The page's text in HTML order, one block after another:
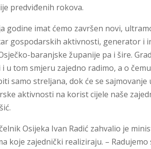
predviđenih rokova.
godine imat ćemo završen novi,
gospodarskih aktivnosti, generator i
baranjske županije pa i šire.
u tom smjeru zajedno radimo, a o
samo streljana, dok će se
aktivnosti na korist cijele naše
Osijeka Ivan Radić zahvalio je
koje zajednički realiziraju. –